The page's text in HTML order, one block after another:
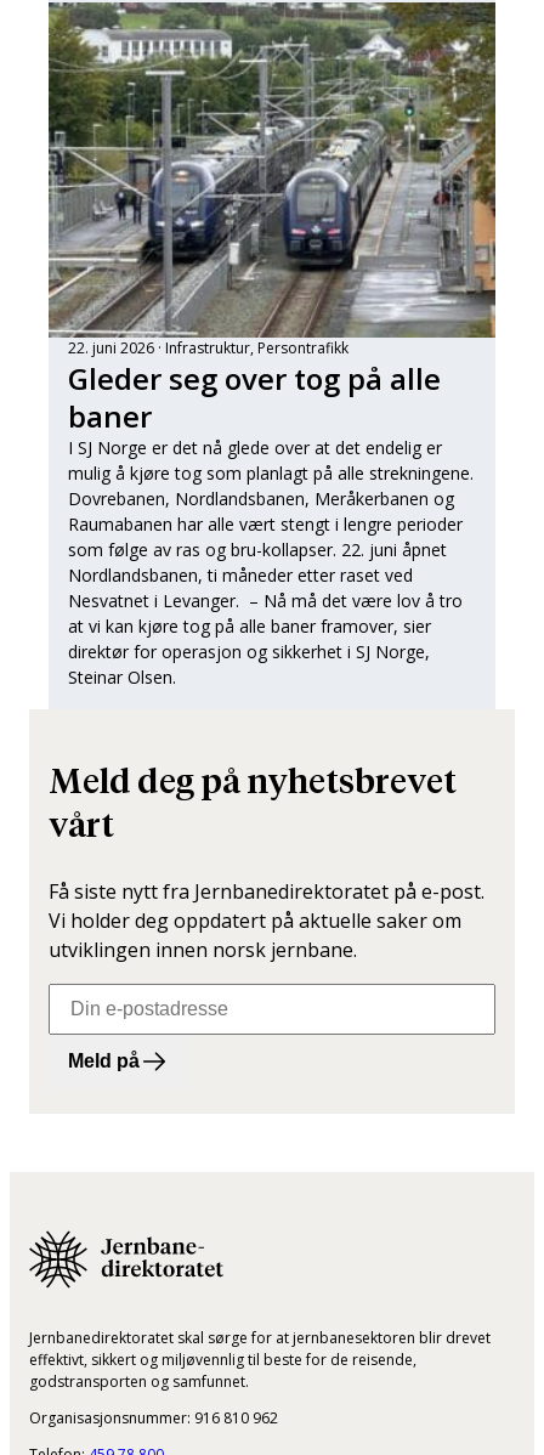
22. juni 2026 Infrastruktur, Persontrafikk
Gleder seg over tog på alle
baner
I SJ Norge er det nå glede over at det endelig er
mulig å kjøre tog som planlagt på alle strekningene.
Dovrebanen, Nordlandsbanen, Meråkerbanen og
Raumabanen har alle vært stengt i lengre perioder
som følge av ras og bru-kollapser. 22. juni åpnet
Nordlandsbanen, ti måneder etter raset ved
Nesvatnet i Levanger. – Nå må det være lov å tro
at vi kan kjøre tog på alle baner framover, sier
direktør for operasjon og sikkerhet i SJ Norge,
Steinar Olsen.
Meld deg på nyhetsbrevet
vårt
Få siste nytt fra Jernbanedirektoratet på e-post.
Vi holder deg oppdatert på aktuelle saker om
utviklingen innen norsk jernbane.
Meld på
Jernbanedirektoratet skal sørge for at jernbanesektoren blir drevet
effektivt, sikkert og miljøvennlig til beste for de reisende,
godstransporten og samfunnet.
Organisasjonsnummer: 916 810 962